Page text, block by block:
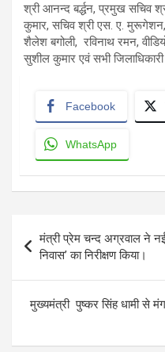
श्री आनन्द बर्द्धन, प्रमुख सचिव
कुमार, सचिव श्री एस. ए.
शैलेश बगोली, रविनाथ रमन,
सुशील कुमार एवं सभी
Facebook
WhatsApp
navigation
मंत्री प्रेम चन्द अग्रवाल ने नई
निवास’ का निरीक्षण किया।
मुख्यमंत्री पुष्कर सिंह धामी से